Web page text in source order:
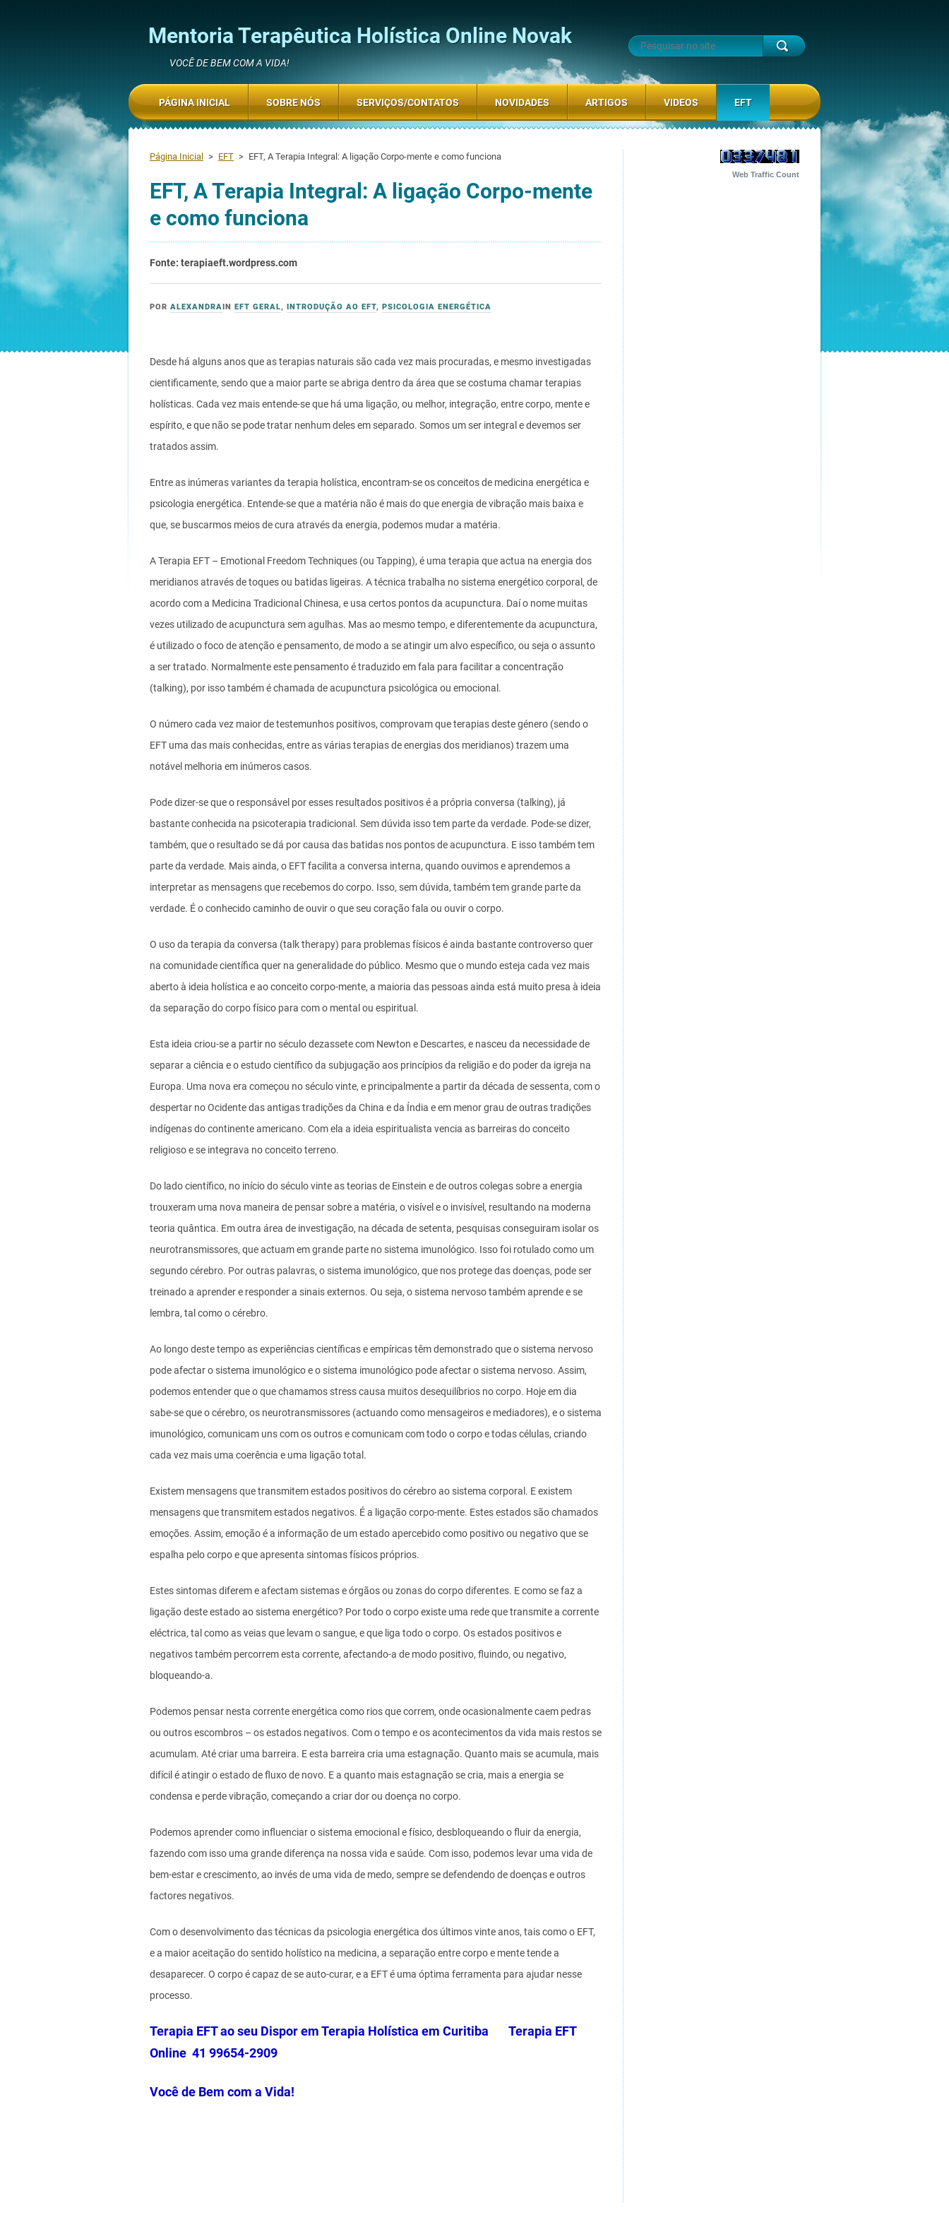
Mentoria Terapêutica Holística Online Novak
VOCÊ DE BEM COM A VIDA!
Página Inicial > EFT > EFT, A Terapia Integral: A ligação Corpo-mente e como funciona
EFT, A Terapia Integral: A ligação Corpo-mente
e como funciona
Fonte: terapiaeft.wordpress.com
ON
08/10/2015
POR ALEXANDRAIN EFT GERAL, INTRODUÇÃO AO EFT, PSICOLOGIA ENERGÉTICA
Desde há alguns anos que as terapias naturais são cada vez mais procuradas, e mesmo investigadas
cientificamente, sendo que a maior parte se abriga dentro da área que se costuma chamar terapias
holísticas. Cada vez mais entende-se que há uma ligação, ou melhor, integração, entre corpo, mente e
espírito, e que não se pode tratar nenhum deles em separado. Somos um ser integral e devemos ser
tratados assim.
Entre as inúmeras variantes da terapia holística, encontram-se os conceitos de medicina energética e
psicologia energética. Entende-se que a matéria não é mais do que energia de vibração mais baixa e
que, se buscarmos meios de cura através da energia, podemos mudar a matéria.
A Terapia EFT – Emotional Freedom Techniques (ou Tapping), é uma terapia que actua na energia dos
meridianos através de toques ou batidas ligeiras. A técnica trabalha no sistema energético corporal, de
acordo com a Medicina Tradicional Chinesa, e usa certos pontos da acupunctura. Daí o nome muitas
vezes utilizado de acupunctura sem agulhas. Mas ao mesmo tempo, e diferentemente da acupunctura,
é utilizado o foco de atenção e pensamento, de modo a se atingir um alvo específico, ou seja o assunto
a ser tratado. Normalmente este pensamento é traduzido em fala para facilitar a concentração
(talking), por isso também é chamada de acupunctura psicológica ou emocional.
O número cada vez maior de testemunhos positivos, comprovam que terapias deste género (sendo o
EFT uma das mais conhecidas, entre as várias terapias de energias dos meridianos) trazem uma
notável melhoria em inúmeros casos.
Pode dizer-se que o responsável por esses resultados positivos é a própria conversa (talking), já
bastante conhecida na psicoterapia tradicional. Sem dúvida isso tem parte da verdade. Pode-se dizer,
também, que o resultado se dá por causa das batidas nos pontos de acupunctura. E isso também tem
parte da verdade. Mais ainda, o EFT facilita a conversa interna, quando ouvimos e aprendemos a
interpretar as mensagens que recebemos do corpo. Isso, sem dúvida, também tem grande parte da
verdade. É o conhecido caminho de ouvir o que seu coração fala ou ouvir o corpo.
O uso da terapia da conversa (talk therapy) para problemas físicos é ainda bastante controverso quer
na comunidade científica quer na generalidade do público. Mesmo que o mundo esteja cada vez mais
aberto à ideia holística e ao conceito corpo-mente, a maioria das pessoas ainda está muito presa à ideia
da separação do corpo físico para com o mental ou espiritual.
Esta ideia criou-se a partir no século dezassete com Newton e Descartes, e nasceu da necessidade de
separar a ciência e o estudo científico da subjugação aos princípios da religião e do poder da igreja na
Europa. Uma nova era começou no século vinte, e principalmente a partir da década de sessenta, com o
despertar no Ocidente das antigas tradições da China e da Índia e em menor grau de outras tradições
indígenas do continente americano. Com ela a ideia espiritualista vencia as barreiras do conceito
religioso e se integrava no conceito terreno.
Do lado científico, no início do século vinte as teorias de Einstein e de outros colegas sobre a energia
trouxeram uma nova maneira de pensar sobre a matéria, o visível e o invisível, resultando na moderna
teoria quântica. Em outra área de investigação, na década de setenta, pesquisas conseguiram isolar os
neurotransmissores, que actuam em grande parte no sistema imunológico. Isso foi rotulado como um
segundo cérebro. Por outras palavras, o sistema imunológico, que nos protege das doenças, pode ser
treinado a aprender e responder a sinais externos. Ou seja, o sistema nervoso também aprende e se
lembra, tal como o cérebro.
Ao longo deste tempo as experiências científicas e empíricas têm demonstrado que o sistema nervoso
pode afectar o sistema imunológico e o sistema imunológico pode afectar o sistema nervoso. Assim,
podemos entender que o que chamamos stress causa muitos desequilíbrios no corpo. Hoje em dia
sabe-se que o cérebro, os neurotransmissores (actuando como mensageiros e mediadores), e o sistema
imunológico, comunicam uns com os outros e comunicam com todo o corpo e todas células, criando
cada vez mais uma coerência e uma ligação total.
Existem mensagens que transmitem estados positivos do cérebro ao sistema corporal. E existem
mensagens que transmitem estados negativos. É a ligação corpo-mente. Estes estados são chamados
emoções. Assim, emoção é a informação de um estado apercebido como positivo ou negativo que se
espalha pelo corpo e que apresenta sintomas físicos próprios.
Estes sintomas diferem e afectam sistemas e órgãos ou zonas do corpo diferentes. E como se faz a
ligação deste estado ao sistema energético? Por todo o corpo existe uma rede que transmite a corrente
eléctrica, tal como as veias que levam o sangue, e que liga todo o corpo. Os estados positivos e
negativos também percorrem esta corrente, afectando-a de modo positivo, fluindo, ou negativo,
bloqueando-a.
Podemos pensar nesta corrente energética como rios que correm, onde ocasionalmente caem pedras
ou outros escombros – os estados negativos. Com o tempo e os acontecimentos da vida mais restos se
acumulam. Até criar uma barreira. E esta barreira cria uma estagnação. Quanto mais se acumula, mais
difícil é atingir o estado de fluxo de novo. E a quanto mais estagnação se cria, mais a energia se
condensa e perde vibração, começando a criar dor ou doença no corpo.
Podemos aprender como influenciar o sistema emocional e físico, desbloqueando o fluir da energia,
fazendo com isso uma grande diferença na nossa vida e saúde. Com isso, podemos levar uma vida de
bem-estar e crescimento, ao invés de uma vida de medo, sempre se defendendo de doenças e outros
factores negativos.
Com o desenvolvimento das técnicas da psicologia energética dos últimos vinte anos, tais como o EFT,
e a maior aceitação do sentido holístico na medicina, a separação entre corpo e mente tende a
desaparecer. O corpo é capaz de se auto-curar, e a EFT é uma óptima ferramenta para ajudar nesse
processo.
Terapia EFT ao seu Dispor em Terapia Holística em Curitiba Terapia EFT
Online 41 99654-2909
Você de Bem com a Vida!
Web Traffic Count
PÁGINA INICIAL SOBRE NÓS SERVIÇOS/CONTATOS NOVIDADES ARTIGOS VIDEOS EFT